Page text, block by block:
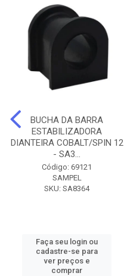
BUCHA DA BARRA
ESTABILIZADORA
DIANTEIRA COBALT/SPIN 12
- SA3...
Código: 69121
SAMPEL
SKU: SA8364
Faça seu login ou
cadastre-se para
ver preços e
comprar